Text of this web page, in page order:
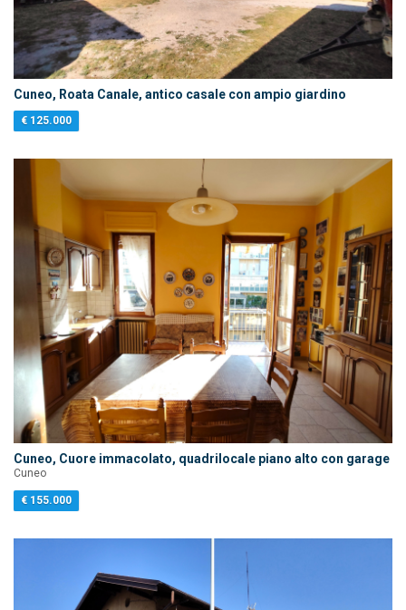
Cuneo, Roata Canale, antico casale con ampio giardino
€ 125.000
Cuneo, Cuore immacolato, quadrilocale piano alto con garage
Cuneo
€ 155.000